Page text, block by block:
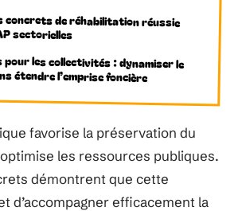
concrets de réhabilitation réussie
sectorielles
pour les collectivités : dynamiser le
étendre l’emprise foncière
favorise la préservation du
les ressources publiques.
démontrent que cette
d’accompagner efficacement la